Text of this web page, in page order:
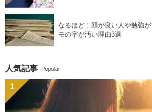
なるほど！頭が良い人や勉強
モの字が汚い理由3選
人気記事 Popular